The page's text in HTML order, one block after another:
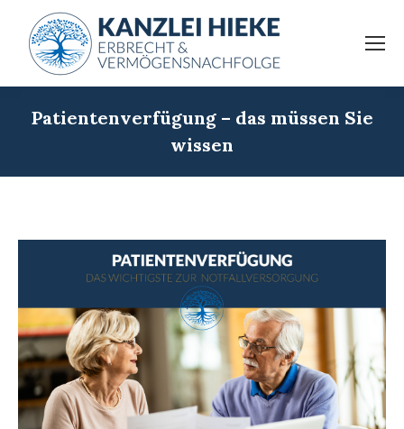
Patientenverfügung – das müssen Sie
wissen